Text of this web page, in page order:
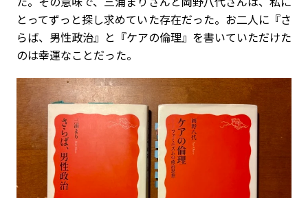
とってずっと探し求めていた存在だった。お二人に『さ
らば、男性政治』と『ケアの倫理』を書いていただけた
のは幸運なことだった。